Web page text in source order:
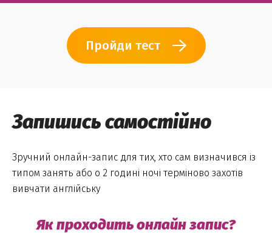
Пройди тест
Запишись самостійно
Зручний онлайн-запис для тих, хто сам визначився із
типом занять або о 2 годині ночі терміново захотів
вивчати англійську
Як проходить онлайн запис?